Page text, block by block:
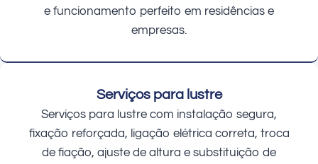
e funcionamento perfeito em residências e
empresas.
Serviços para lustre
Serviços para lustre com instalação segura,
fixação reforçada, ligação elétrica correta, troca
de fiação, ajuste de altura e substituição de